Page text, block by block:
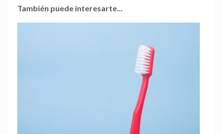
También puede interesarte...